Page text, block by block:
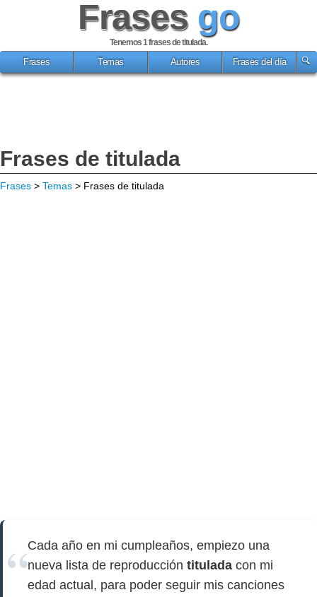
Frases go
Tenemos 1frases de titulada.
Frases
Temas Autores Frases del día
Frases de titulada
Frases > Temas > Frases de titulada
Cada año en mi cumpleaños, empiezo una
nueva lista de reproducción titulada con mi
edad actual, para poder seguir mis canciones